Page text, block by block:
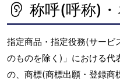
称呼(呼称)
指定商品・指定役務(サービ
のものを除く)」における代
の、商標(商標出願・登録商